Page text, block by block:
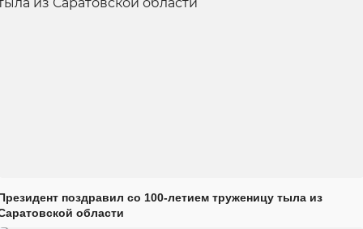
поздравил со 100-летием труженицу тыла из
области